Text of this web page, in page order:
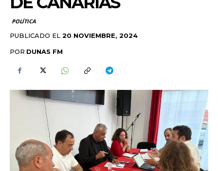
POLÍTICA
PUBLICADO EL 20 NOVIEMBRE, 2024
POR DUNAS FM